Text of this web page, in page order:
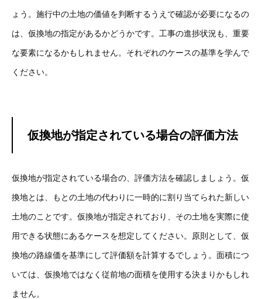
ょう。施行中の土地の価値を判断するうえで確認が必要になるの
は、仮換地の指定があるかどうかです。工事の進捗状況も、重要
な要素になるかもしれません。それぞれのケースの基準を学んで
ください。
仮換地が指定されている場合の評価方法
仮換地が指定されている場合の、評価方法を確認しましょう。仮
換地とは、もとの土地の代わりに一時的に割り当てられた新しい
土地のことです。仮換地が指定されており、その土地を実際に使
用できる状態にあるケースを想定してください。原則として、仮
換地の路線価を基準にして評価額を計算するでしょう。面積につ
いては、仮換地ではなく従前地の面積を使用する決まりかもしれ
ません。